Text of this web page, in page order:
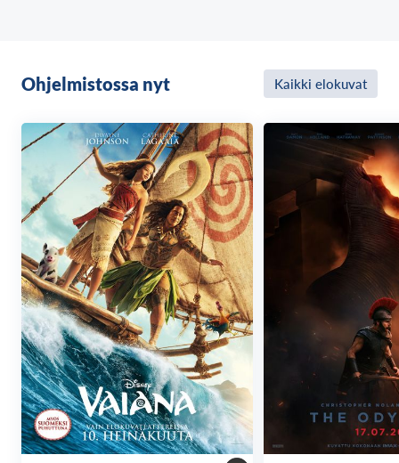
Ohjelmistossa nyt Kaikki elokuvat